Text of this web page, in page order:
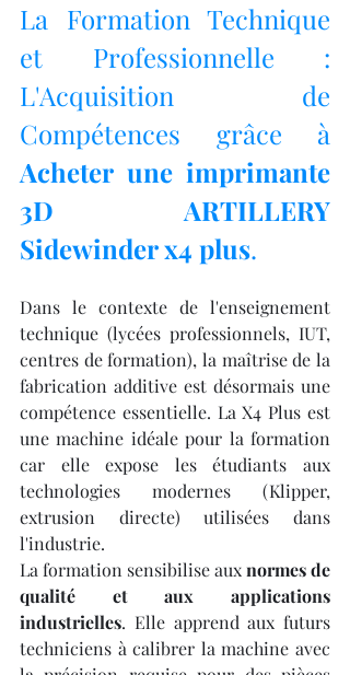
La Formation Technique
et Professionnelle :
L'Acquisition de
Acheter une imprimante
3D ARTILLERY
Sidewinder x4 plus.
Dans le contexte de l'enseignement
technique (lycées professionnels, IUT,
centres de formation), la maîtrise de la
fabrication additive est désormais une
compétence essentielle. La X4 Plus est
une machine idéale pour la formation
car elle expose les étudiants aux
technologies modernes (Klipper,
extrusion directe) utilisées dans
l'industrie.
La formation sensibilise aux normes de
qualité et aux applications
industrielles. Elle apprend aux futurs
techniciens à calibrer la machine avec